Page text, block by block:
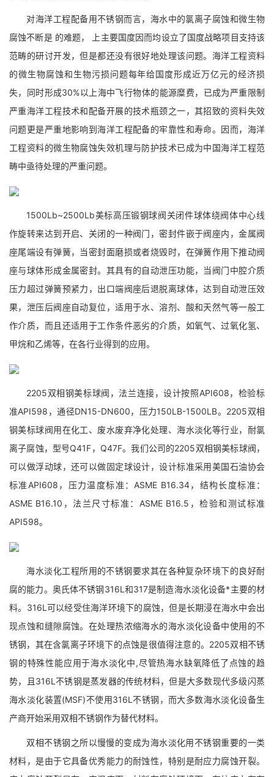
对海洋工程配备用不锈钢而言，海水中的氯离子腐蚀和微生物
腐蚀不断是 的难题， 上主要国度因而均设立了国度战略项目支持该
范畴的研讨开发，但是都还没有很好地处理该问题。海洋工程资料
的微生物腐蚀和生物污损问题每年给国度形成近万亿元的经济损
失，同时形成30%以上海中飞行物体的能源糜费，已成为严重限制
严重海洋工程技术和配备开展的技术瓶颈之一，其招致的资料失效
问题更是严重地影响到海洋工程配备的牢靠性和寿命。因而，海洋
工程资料的微生物腐蚀失效机理与防护技术已成为中国海洋工程范
畴中亟待处理的严重问题。
1500Lb~2500Lb美标高压锻钢球阀关闭件球体绕阀体中心线
作旋转来达到开启、关闭的一种阀门，密封件嵌于阀座内，金属阀
座尾端设有弹簧，当密封面磨损或者烧毁时，在弹簧作用下推动阀
座与球体形成金属密封。其具有的自动泄压功能，当阀门中腔介质
压力超过弹簧预紧力，出口端阀座后退脱离球体，达到自动泄压效
果，泄压后阀座自动复位，适用于水、溶剂、酸和天然气等一般工
作介质，而且还适用于工作条件恶劣的介质，如氧气、过氧化氢、
甲烷和乙烯等，在各行业得到的应用。
2205双相钢美标球阀，法兰连接，设计按照API608，检验标
准API598，通径DN15-DN600，压力150LB-1500LB。2205双相
钢美标球阀用在化工、废水废弃净化处理、海水淡化等行业，耐氯
离子腐蚀，型号Q41F，Q47F。我们公司的2205双相钢美标球阀，
可以做浮动球，还可以做固定球设计，设计标准采用美国石油协会
标准API608，压力温度标准：ASME B16.34，结构长度标准：
ASME B16.10，法兰尺寸标准：ASME B16.5，检验和测试标准
API598。
海水淡化工程所用的不锈钢要求其在各种复杂环境下的良好耐
腐的能力。奥氏体不锈钢316L和317是制造海水淡化设备*主要的材
料。316L可以经受住海洋环境下的腐蚀，但是长期浸在海水中会出
现点蚀和缝隙腐蚀。在处理热浓缩海水的海水淡化设备中使用的不
锈钢，其在含氯离子环境下的点蚀是很值得注意的。2205双相不锈
钢的特殊性能应用于海水淡化中,尽管热海水缺氧降低了点蚀的趋
势，且316L不锈钢是蒸发器的传统材料，但是大多数现代多级闪蒸
海水淡化装置(MSF)不使用316L不锈钢，而大多数海水淡化设备生
产商开始采用双相不锈钢作为替代材料。
双相不锈钢之所以慢慢的变成为海水淡化用不锈钢重要的一类
材料，是由于它具备优秀能力的耐蚀性，特别是耐应力腐蚀开裂。